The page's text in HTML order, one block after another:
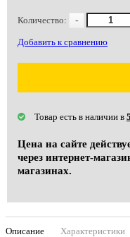
Количество: -
Добавить к сравнению
Товар есть в наличии в
Цена на сайте
через интернет-
магазинах.
Описание Характеристики